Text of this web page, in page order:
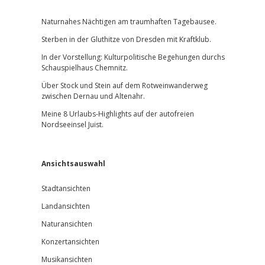
Naturnahes Nächtigen am traumhaften Tagebausee.
Sterben in der Gluthitze von Dresden mit Kraftklub.
In der Vorstellung: Kulturpolitische Begehungen durchs
Schauspielhaus Chemnitz.
Über Stock und Stein auf dem Rotweinwanderweg
zwischen Dernau und Altenahr.
Meine 8 Urlaubs-Highlights auf der autofreien
Nordseeinsel Juist.
Ansichtsauswahl
Stadtansichten
Landansichten
Naturansichten
Konzertansichten
Musikansichten